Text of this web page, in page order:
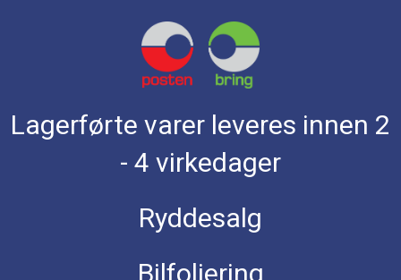
Lagerførte varer leveres innen 2
- 4 virkedager
Ryddesalg
Bilfoliering